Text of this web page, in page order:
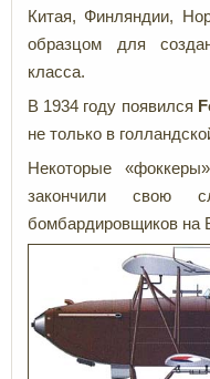
Китая, Финляндии,
образцом для
класса.
В 1934 году появился
не только в
Некоторые
закончили свою
бомбардировщиков на